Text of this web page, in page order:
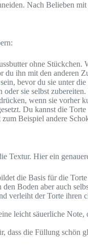
Nach Belieben
ohne
ihn mit den anderen
bevor du sie unter
sie selbst
wenn sie vorher
Du kannst die
Beispiel andere
Textur. Hier ein
die Basis für die
Boden aber auch
verleiht der Torte ihren
leicht säuerliche
dass die Füllung